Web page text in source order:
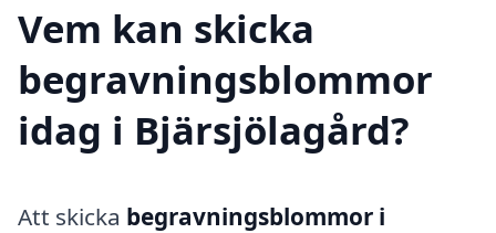
Vem kan skicka
begravningsblommor
idag i Bjärsjölagård?
Att skicka begravningsblommor i